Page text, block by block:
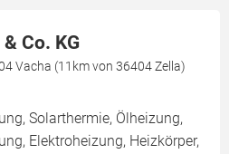
Co. KG
Vacha (11km von 36404 Zella)
Solarthermie, Ölheizung,
Elektroheizung, Heizkörper,